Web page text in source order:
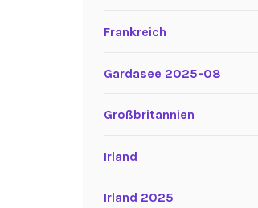
Frankreich
Gardasee 2025-08
Großbritannien
Irland
Irland 2025